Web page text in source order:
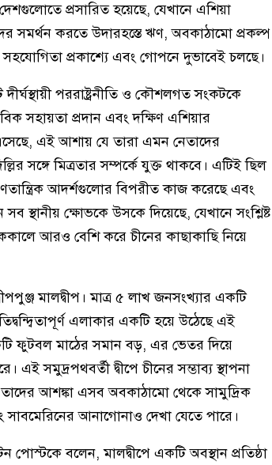
প্রসারিত হয়েছে, যেখানে এশিয়া
সমর্থন করতে উদারহস্তে ঋণ, অবকাঠামো প্রকল্প
প্রকাশ্যে এবং গোপনে দুভাবেই চলছে।
দীর্ঘস্থায়ী পররাষ্ট্রনীতি ও কৌশলগত সংকটকে
সহায়তা প্রদান এবং দক্ষিণ এশিয়ার
এই আশায় যে তারা এমন নেতাদের
সঙ্গে মিত্রতার সম্পর্কে যুক্ত থাকবে। এটিই ছিল
আদর্শগুলোর বিপরীত কাজ করেছে এবং
স্থানীয় ক্ষোভকে উসকে দিয়েছে, যেখানে সংশ্লিষ্ট
আরও বেশি করে চীনের কাছাকাছি নিয়ে
মালদ্বীপ। মাত্র ৫ লাখ জনসংখ্যার একটি
এলাকার একটি হয়ে উঠেছে এই
ফুটবল মাঠের সমান বড়, এর ভেতর দিয়ে
সমুদ্রপথবর্তী দ্বীপে চীনের সম্ভাব্য স্থাপনা
তাদের আশঙ্কা এসব অবকাঠামো থেকে সামুদ্রিক
সাবমেরিনের আনাগোনাও দেখা যেতে পারে।
বলেন, মালদ্বীপে একটি অবস্থান প্রতিষ্ঠা